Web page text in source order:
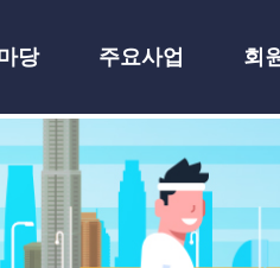
당 주요사업 회